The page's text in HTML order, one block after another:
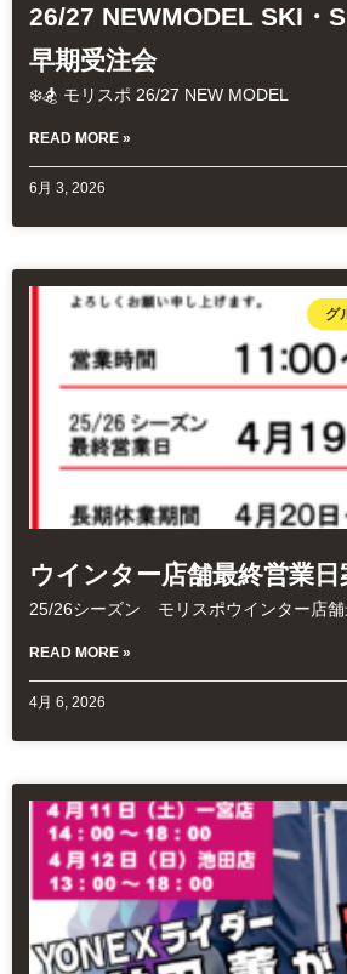
26/27 NEWMODEL SKI・
早期受注会
❄️🏂 モリスポ 26/27 NEW MODEL
READ MORE »
6月 3, 2026
グ
ウインター店舗最終営業日
25/26シーズン モリスポウインター店舗
READ MORE »
4月 6, 2026